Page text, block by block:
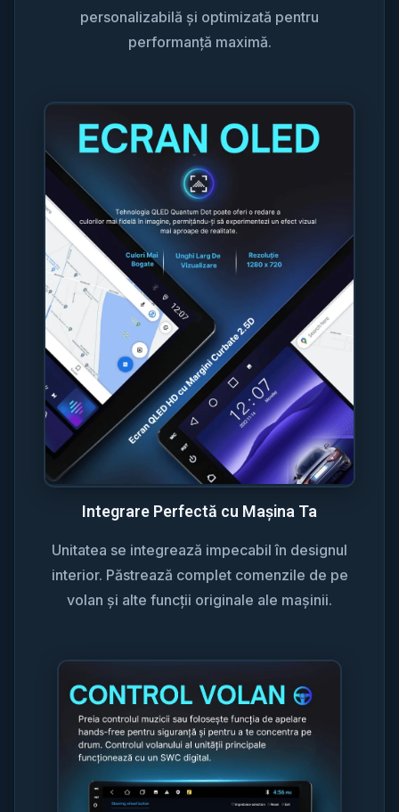
personalizabilă și optimizată pentru
performanță maximă.
Integrare Perfectă cu Mașina Ta
Unitatea se integrează impecabil în designul
interior. Păstrează complet comenzile de pe
volan și alte funcții originale ale mașinii.